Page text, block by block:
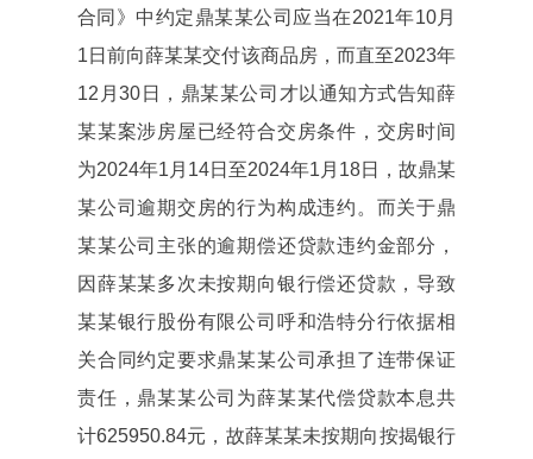
合同》中约定鼎某某公司应当在2021年10月
1日前向薛某某交付该商品房，而直至2023年
12月30日，鼎某某公司才以通知方式告知薛
某某案涉房屋已经符合交房条件，交房时间
为2024年1月14日至2024年1月18日，故鼎某
某公司逾期交房的行为构成违约。而关于鼎
某某公司主张的逾期偿还贷款违约金部分，
因薛某某多次未按期向银行偿还贷款，导致
某某银行股份有限公司呼和浩特分行依据相
关合同约定要求鼎某某公司承担了连带保证
责任，鼎某某公司为薛某某代偿贷款本息共
计625950.84元，故薛某某未按期向按揭银行